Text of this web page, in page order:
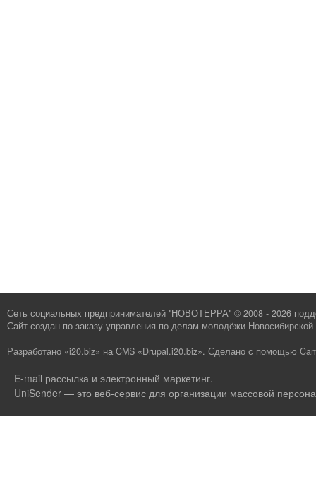
Сеть социальных предпринимателей "НОВОТЕРРА" © 2008 - 2026
Сайт создан по заказу управления по делам молодёжи Новосибирской
Разработано «i20.biz» на CMS «Drupal.i20.biz». Сделано с помощью
E-mail рассылка и электронный маркетинг.
UniSender — это веб-сервис для организации массовой